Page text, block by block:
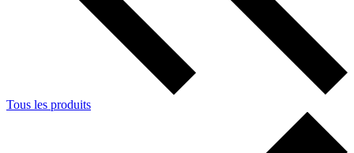
Tous les produits